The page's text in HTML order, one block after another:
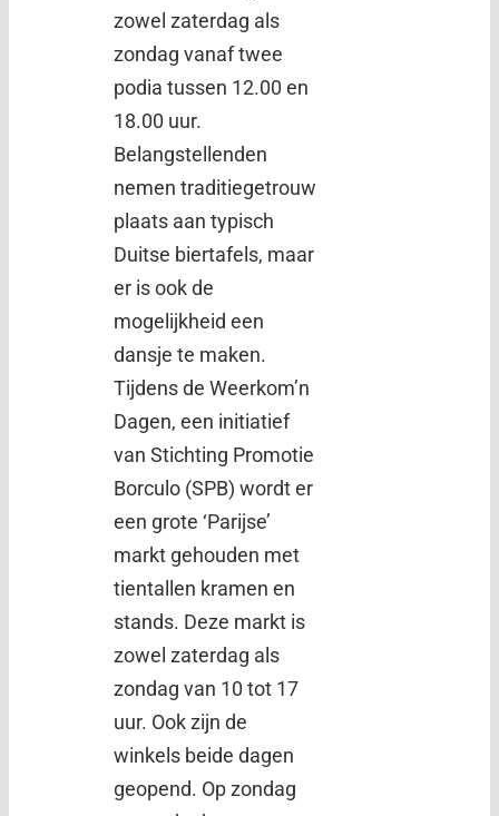
zowel zaterdag als
zondag vanaf twee
podia tussen 12.00 en
18.00 uur.
Belangstellenden
nemen traditiegetrouw
plaats aan typisch
Duitse biertafels, maar
er is ook de
mogelijkheid een
dansje te maken.
Tijdens de Weerkom’n
Dagen, een initiatief
van Stichting Promotie
Borculo (SPB) wordt er
een grote ‘Parijse’
markt gehouden met
tientallen kramen en
stands. Deze markt is
zowel zaterdag als
zondag van 10 tot 17
uur. Ook zijn de
winkels beide dagen
geopend. Op zondag